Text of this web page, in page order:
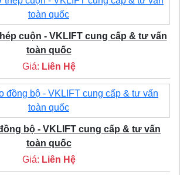
cuộn - VKLIFT cung cấp & tư vấn
toàn quốc
Giá: Liên Hệ
bộ - VKLIFT cung cấp & tư vấn
toàn quốc
Giá: Liên Hệ